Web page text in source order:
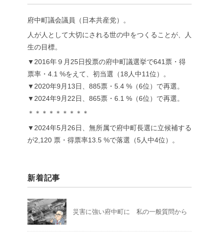
府中町議会議員（日本共産党）。
人が人として大切にされる世の中をつくることが、人
生の目標。
▼2016年９月25日投票の府中町議選挙で641票・得
票率・4.1 %をえて、初当選（18人中11位）。
▼2020年9月13日、885票・5.4 %（6位）で再選。
▼2024年9月22日、865票・6.1 %（6位）で再選。
＊＊＊＊＊＊＊＊＊
▼2024年5月26日、無所属で府中町長選に立候補する
が2,120 票・得票率13.5 %で落選（5人中4位）。
新着記事
災害に強い府中町に 私の一般質問から